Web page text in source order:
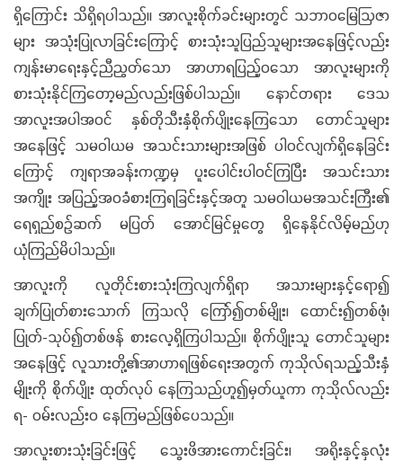
ရှိကြောင်း သိရှိရပါသည်။ အာလူးစိုက်ခင်းများတွင် သဘာဝမြေဩဇာ
များ အသုံးပြုလာခြင်းကြောင့် စားသုံးသူပြည်သူများအနေဖြင့်လည်း
ကျန်းမာရေးနှင့်ညီညွတ်သော အာဟာရပြည့်ဝသော အာလူးများကို
စားသုံးနိုင်ကြတော့မည်လည်းဖြစ်ပါသည်။ နောင်တရား ဒေသ
အာလူးအပါအဝင် နှစ်တိုသီးနှံစိုက်ပျိုးနေကြသော တောင်သူများ
အနေဖြင့် သမဝါယမ အသင်းသားများအဖြစ် ပါဝင်လျက်ရှိနေခြင်း
ကြောင့် ကျရာအခန်းကဏ္ဍမှ ပူးပေါင်းပါဝင်ကြပြီး အသင်းသား
အကျိုး အပြည့်အဝခံစားကြရခြင်းနှင့်အတူ သမဝါယမအသင်းကြီး၏
ရေရှည်စဉ်ဆက် မပြတ် အောင်မြင်မှုတွေ ရှိနေနိုင်လိမ့်မည်ဟု
ယုံကြည်မိပါသည်။
အာလူးကို လူတိုင်းစားသုံးကြလျက်ရှိရာ အသားများနှင့်ရော၍
ချက်ပြုတ်စားသောက် ကြသလို ကြော်၍တစ်မျိုး၊ ထောင်း၍တစ်ဖုံ၊
ပြုတ်-သုပ်၍တစ်ဖန် စားလေ့ရှိကြပါသည်။ စိုက်ပျိုးသူ တောင်သူများ
အနေဖြင့် လူသားတို့၏အာဟာရဖြစ်ရေးအတွက် ကုသိုလ်ရသည့်သီးနှံ
မျိုးကို စိုက်ပျိုး ထုတ်လုပ် နေကြသည်ဟူ၍မှတ်ယူကာ ကုသိုလ်လည်း
ရ- ဝမ်းလည်းဝ နေကြမည်ဖြစ်ပေသည်။
အာလူးစားသုံးခြင်းဖြင့် သွေးဖိအားကောင်းခြင်း၊ အရိုးနှင့်နှလုံး